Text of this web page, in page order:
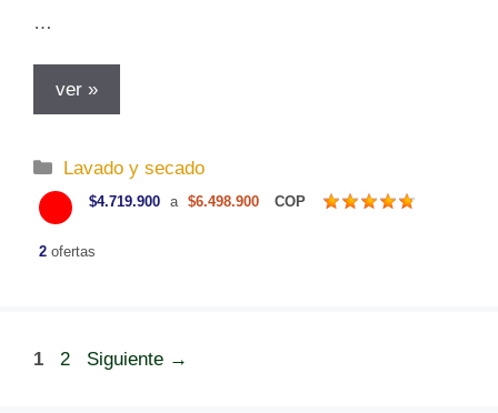
…
ver »
C
a
t
e
í
Lavado y secado
$4.719.900 a $6.498.900 COP
2 ofertas
P
1
P
2 Siguiente →